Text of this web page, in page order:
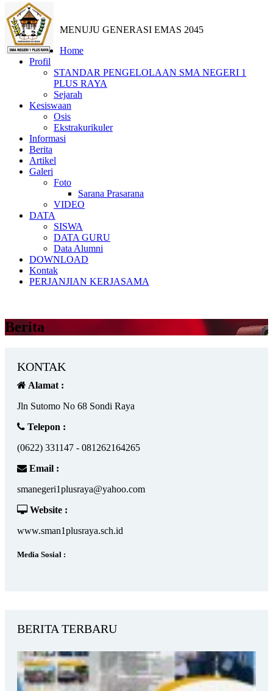
MENUJU GENERASI EMAS 2045
Home
Profil
STANDAR PENGELOLAAN SMA NEGERI 1
PLUS RAYA
Sejarah
Kesiswaan
Osis
Ekstrakurikuler
Informasi
Berita
Artikel
Galeri
Foto
Sarana Prasarana
VIDEO
DATA
SISWA
DATA GURU
Data Alumni
DOWNLOAD
Kontak
PERJANJIAN KERJASAMA
Berita
KONTAK
Alamat :
Jln Sutomo No 68 Sondi Raya
Telepon :
(0622) 331147 - 081262164265
Email :
smanegeri1plusraya@yahoo.com
Website :
www.sman1plusraya.sch.id
Media Sosial :
BERITA TERBARU